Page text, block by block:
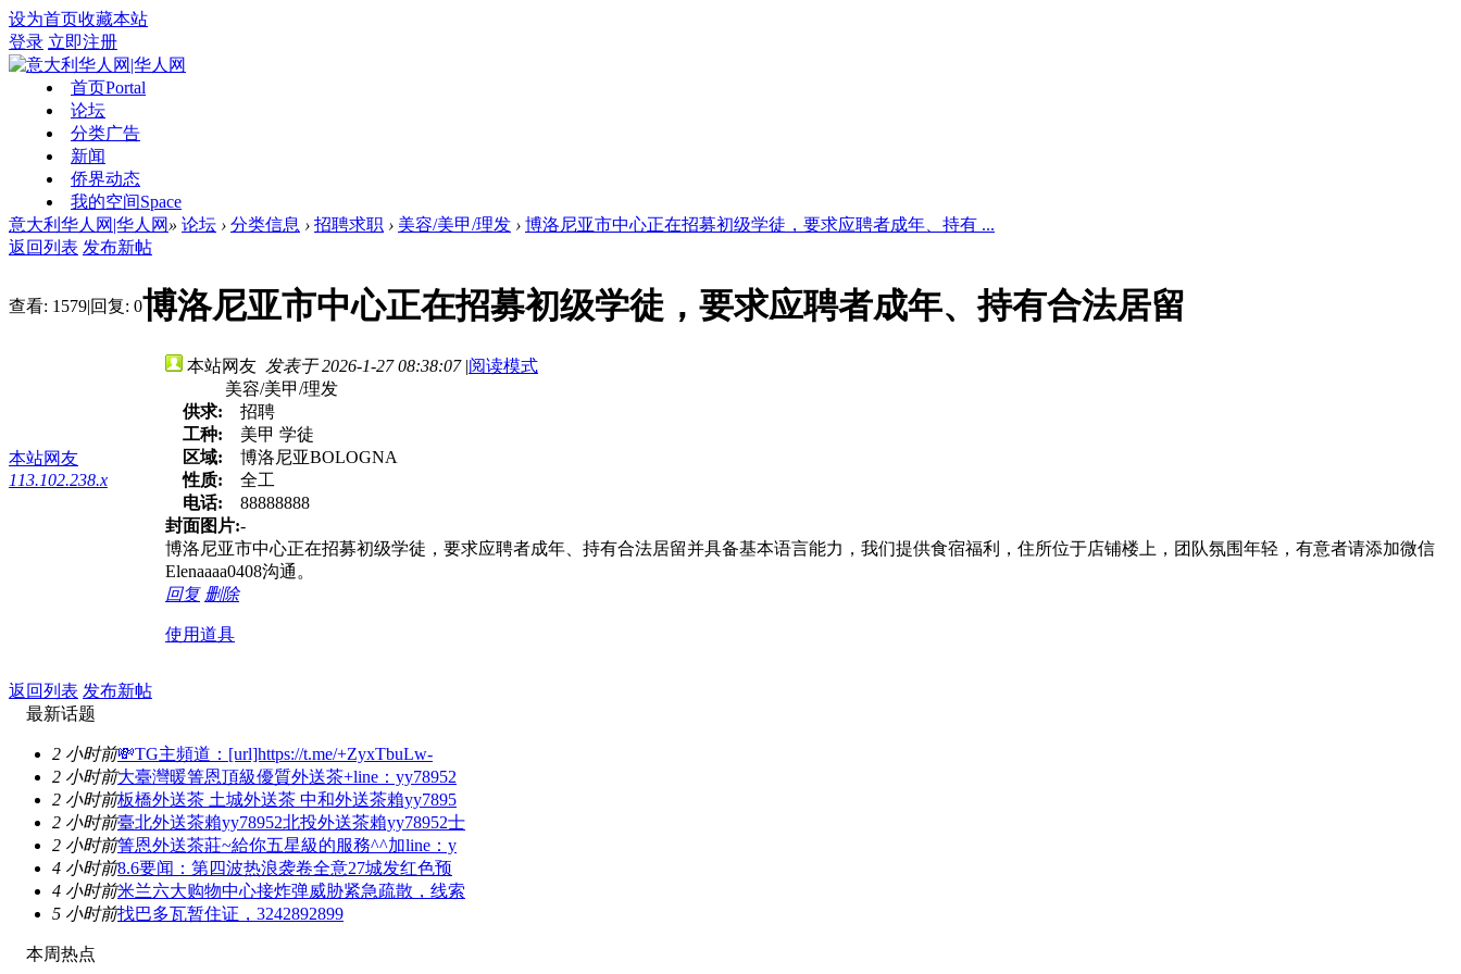
设为首页收藏本站
登录 立即注册
首页Portal
论坛
分类广告
新闻
侨界动态
我的空间Space
意大利华人网|华人网 » 论坛 › 分类信息 › 招聘求职 › 美容/美甲/理发 › 博洛尼亚市中心正在招募初级学徒，要求应聘者成年、持有 ...
返回列表 发布新帖
查看: 1579|回复: 0博洛尼亚市中心正在招募初级学徒，要求应聘者成年、持有合法居留
本站网友
113.102.238.x
本站网友 发表于 2026-1-27 08:38:07 |阅读模式
美容/美甲/理发
供求:
招聘
工种:
美甲 学徒
区域:
博洛尼亚BOLOGNA
性质:
全工
电话:
88888888
封面图片:-
博洛尼亚市中心正在招募初级学徒，要求应聘者成年、持有合法居留并具备基本语言能力，我们提供食宿福利，住所位于店铺楼上，团队氛围年轻，有意者请添加微信
Elenaaaa0408沟通。
回复 删除
使用道具
返回列表 发布新帖
最新话题
2 小时前💸TG主頻道：[url]https://t.me/+ZyxTbuLw-
2 小时前大臺灣暖箐恩頂級優質外送茶+line：yy78952
2 小时前板橋外送茶 土城外送茶 中和外送茶賴yy7895
2 小时前臺北外送茶賴yy78952北投外送茶賴yy78952士
2 小时前箐恩外送茶莊~給你五星級的服務^^加line：y
4 小时前8.6要闻：第四波热浪袭卷全意27城发红色预
4 小时前米兰六大购物中心接炸弹威胁紧急疏散，线索
5 小时前找巴多瓦暂住证，3242892899
本周热点